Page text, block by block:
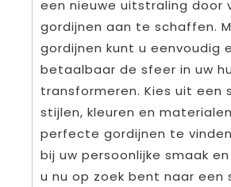
een nieuwe uitstraling door
gordijnen aan te schaffen.
gordijnen kunt u eenvoudig
betaalbaar de sfeer in uw
transformeren. Kies uit een
stijlen, kleuren en
perfecte gordijnen te
bij uw persoonlijke smaak
u nu op zoek bent naar een